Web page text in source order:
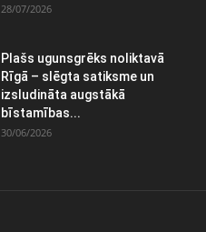
28/07/2026
Plašs ugunsgrēks noliktavā
Rīgā – slēgta satiksme un
izsludināta augstākā
bīstamības...
30/06/2026